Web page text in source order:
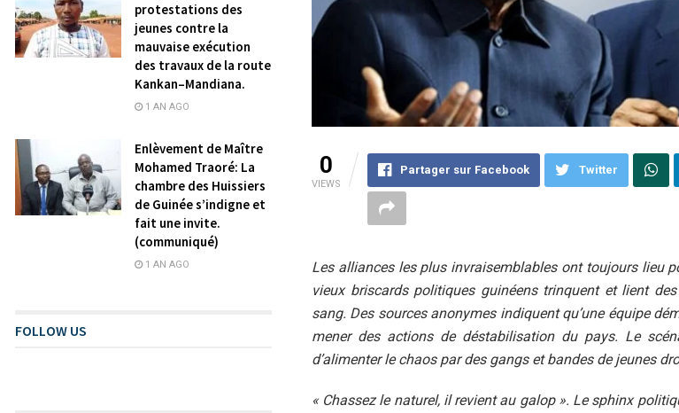
0
VIEWS
Partager sur Facebook Twitter
Les alliances les plus invraisemblables ont toujours lieu
vieux briscards politiques guinéens trinquent et lient
sang. Des sources anonymes indiquent qu’une équipe
mener des actions de déstabilisation du pays. Le
d’alimenter le chaos par des gangs et bandes de jeunes
« Chassez le naturel, il revient au galop ». Le sphinx
protestations des
jeunes contre la
mauvaise exécution
des travaux de la route
Kankan–Mandiana.
1 AN AGO
Enlèvement de Maître
Mohamed Traoré: La
chambre des Huissiers
de Guinée s’indigne et
fait une invite.
(communiqué)
1 AN AGO
FOLLOW US